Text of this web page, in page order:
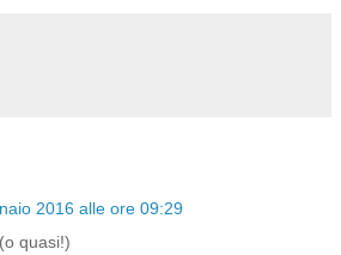
2016 alle ore 09:29
quasi!)